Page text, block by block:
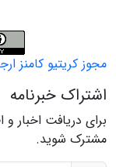
مجوز کریتیو کامنز ارجاع 4.0
اشتراک خبرنامه
برای دریافت اخبار
مشترک شوید.